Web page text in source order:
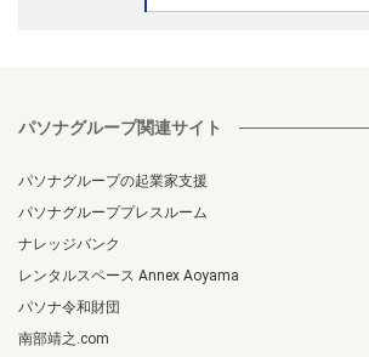
パソナグループ関連サイト
パソナグループの起業家支援
パソナグループプレスルーム
ナレッジバンク
レンタルスペース Annex Aoyama
パソナ令和財団
南部靖之.com